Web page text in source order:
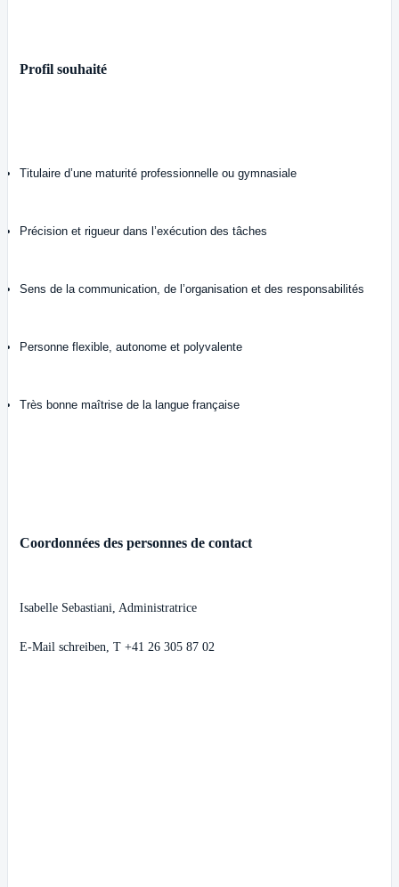
Profil souhaité
Titulaire d’une maturité professionnelle ou gymnasiale
Précision et rigueur dans l’exécution des tâches
Sens de la communication, de l’organisation et des responsabilités
Personne flexible, autonome et polyvalente
Très bonne maîtrise de la langue française
Coordonnées des personnes de contact
Isabelle Sebastiani, Administratrice
E-Mail schreiben, T +41 26 305 87 02